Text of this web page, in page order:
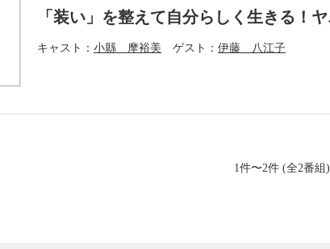
「装い」を整えて自分らしく生きる！
キャスト 小縣 摩裕美 ゲスト 伊藤 八江子
1件〜2件 (全2番組)